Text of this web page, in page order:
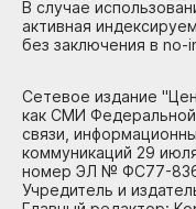
В случае
активная
без заключения в no-
Сетевое издание
как СМИ
связи,
коммуникаций 29
номер ЭЛ № ФС77-
Учредитель и